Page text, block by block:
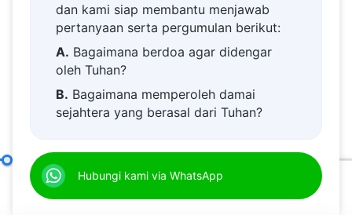
dan kami siap membantu menjawab
pertanyaan serta pergumulan berikut:
A. Bagaimana berdoa agar didengar
oleh Tuhan?
B. Bagaimana memperoleh damai
sejahtera yang berasal dari Tuhan?
D.
dekat kepada Tuhan.
E.Bagaimana menyambut kedatangan
Hubungi kami via WhatsApp
Cara Mengejar Kebenaran (20)Bagian Empat